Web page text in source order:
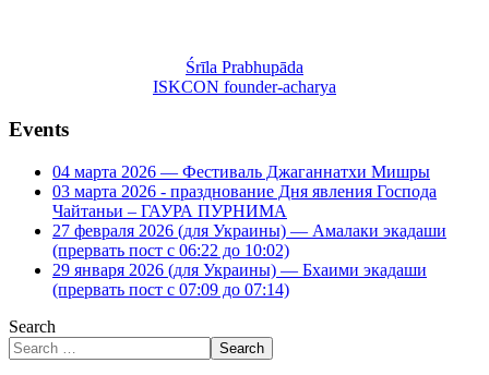
Śrīla Prabhupāda
ISKCON founder-acharya
Events
04 марта 2026 — Фестиваль Джаганнатхи Мишры
03 марта 2026 - празднование Дня явления Господа
Чайтаньи – ГАУРА ПУРНИМА
27 февраля 2026 (для Украины) — Амалаки экадаши
(прервать пост с 06:22 до 10:02)
29 января 2026 (для Украины) — Бхаими экадаши
(прервать пост с 07:09 до 07:14)
Search
Search